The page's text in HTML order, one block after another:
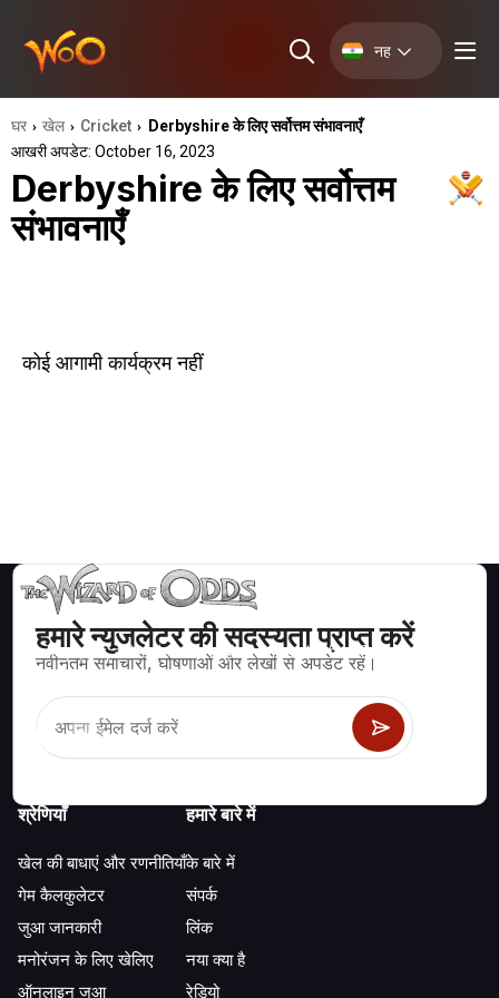
नह
घर › खेल › Cricket › Derbyshire के लिए सर्वोत्तम संभावनाएँ
आखरी अपडेट: October 16, 2023
Derbyshire के लिए सर्वोत्तम
संभावनाएँ
कोई आगामी कार्यक्रम नहीं
हमारे न्युजलेटर की सदस्यता प्राप्त करें
नवीनतम समाचारों, घोषणाओं और लेखों से अपडेट रहें।
ब्लैकजैक, क्रेप्स, रूलेट और अन्य सैकड़ों कैसीनो खेलों के लिए गणितीय रूप से सही
श्रेणियाँ
खेल की बाधाएं और रणनीतियाँ
गेम कैलकुलेटर
जुआ जानकारी
मनोरंजन के लिए खेलिए
ऑनलाइन जुआ
हमारे बारे में
के बारे में
संपर्क
लिंक
नया क्या है
रेडियो